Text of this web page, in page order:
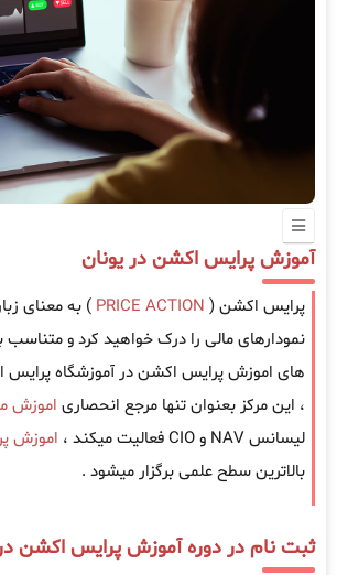
آموزش پرایس اکشن در یونان
پرایس اکشن ( PRICE ACTION ) به معنای
نمودارهای مالی را درک خواهید کرد و متناسب
های اموزش پرایس اکشن در آموزشگاه
، این مرکز بعنوان تنها مرجع انحصاری اموزش
لیسانس NAV و CIO فعالیت میکند ،
اموزش
بالاترین سطح علمی برگزار میشود .
ثبت نام در دوره آموزش پرایس اکشن